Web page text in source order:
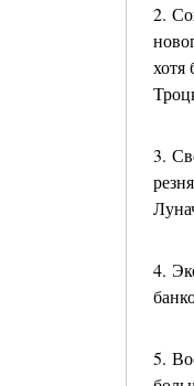
2.
хотя
3.
4.
5.